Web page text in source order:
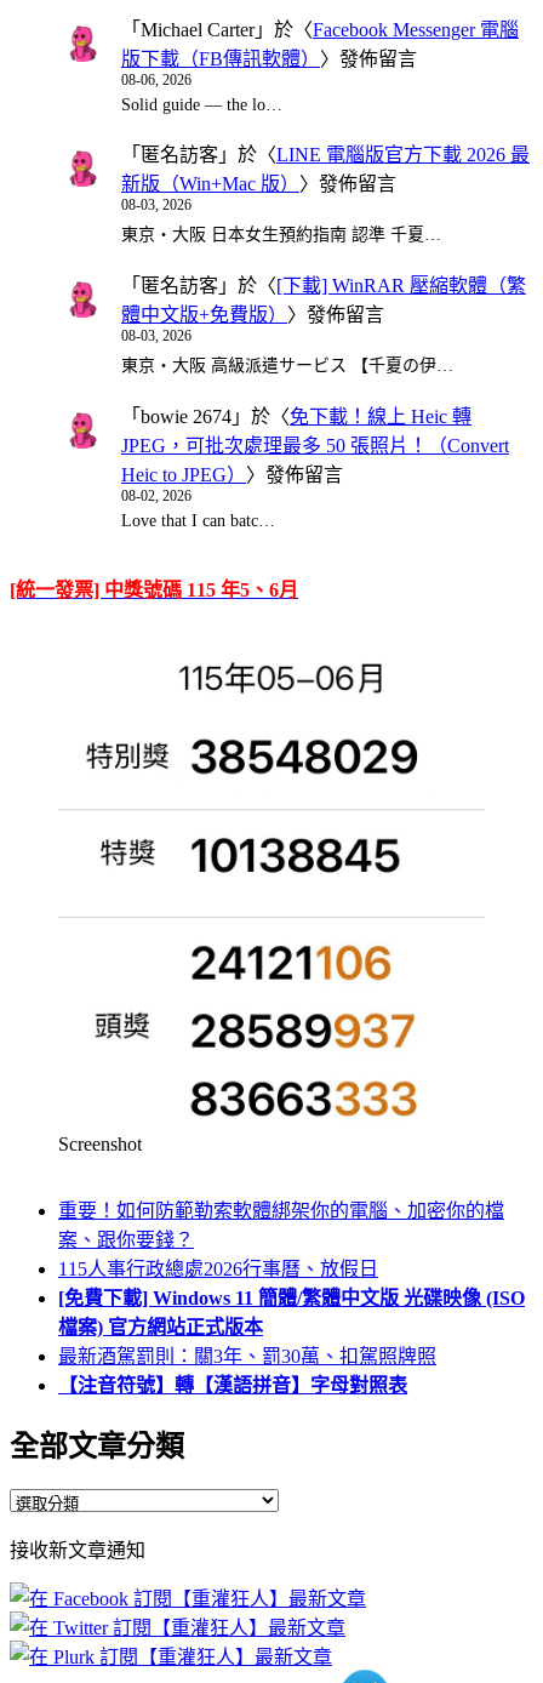
「 Michael Carter」於〈Facebook Messenger 電腦
版下載（FB傳訊軟體） 〉發佈留言
08-06, 2026
Solid guide — the lo…
「 匿名訪客 」於〈LINE 電腦版官方下載 2026 最
新版（Win+Mac 版） 〉發佈留言
08-03, 2026
東京・大阪 日本女生預約指南 認準 千夏…
「 匿名訪客 」於〈[下載] WinRAR 壓縮軟體（繁
體中文版+免費版） 〉發佈留言
08-03, 2026
東京・大阪 高級派遣サービス 【千夏の伊…
「 bowie 2674 」於〈免下載！線上 Heic 轉
JPEG，可批次處理最多 50 張照片！（Convert
Heic to JPEG） 〉發佈留言
08-02, 2026
Love that I can batc…
[統一發票] 中獎號碼 115 年5、6月
Screenshot
重要！如何防範勒索軟體綁架你的電腦、加密你的檔
案、跟你要錢？
115人事行政總處2026行事曆、放假日
[免費下載] Windows 11 簡體/繁體中文版 光碟映像 (ISO
檔案) 官方網站正式版本
最新酒駕罰則：關3年、罰30萬、扣駕照牌照
【注音符號】轉【漢語拼音】字母對照表
全部文章分類
全
文
章
分
類
接收新文章通知